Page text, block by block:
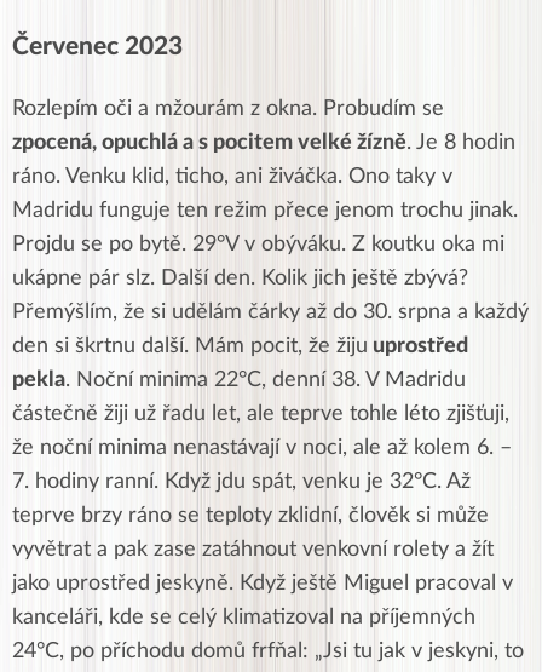
Červenec 2023
Rozlepím oči a mžourám z okna. Probudím se
zpocená, opuchlá a s pocitem velké žízně. Je 8 hodin
ráno. Venku klid, ticho, ani živáčka. Ono taky v
Madridu funguje ten režim přece jenom trochu jinak.
Projdu se po bytě. 29°V v obýváku. Z koutku oka mi
ukápne pár slz. Další den. Kolik jich ještě zbývá?
Přemýšlím, že si udělám čárky až do 30. srpna a každý
den si škrtnu další. Mám pocit, že žiju uprostřed
pekla. Noční minima 22°C, denní 38. V Madridu
částečně žiji už řadu let, ale teprve tohle léto zjišťuji,
že noční minima nenastávají v noci, ale až kolem 6. –
7. hodiny ranní. Když jdu spát, venku je 32°C. Až
teprve brzy ráno se teploty zklidní, člověk si může
vyvětrat a pak zase zatáhnout venkovní rolety a žít
jako uprostřed jeskyně. Když ještě Miguel pracoval v
kanceláři, kde se celý klimatizoval na příjemných
24°C, po příchodu domů frfňal: „Jsi tu jak v jeskyni, to